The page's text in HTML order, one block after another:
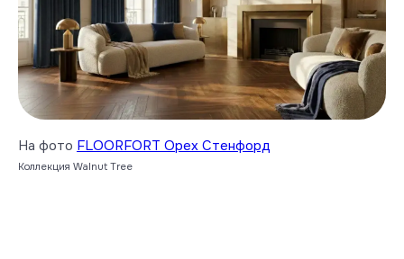
На фото FLOORFORT Орех Стенфорд
Коллекция Walnut Tree